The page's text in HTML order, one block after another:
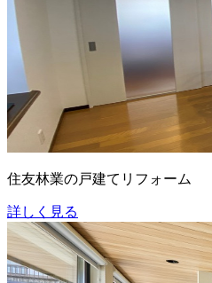
住友林業の戸建てリフォーム
詳しく見る